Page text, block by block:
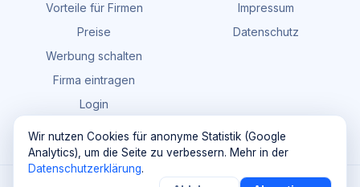
Vorteile für Firmen
Preise
Werbung schalten
Firma eintragen
Login
Impressum
Datenschutz
Wir nutzen Cookies für anonyme Statistik (Google
Analytics), um die Seite zu verbessern. Mehr in der
Datenschutzerklärung.